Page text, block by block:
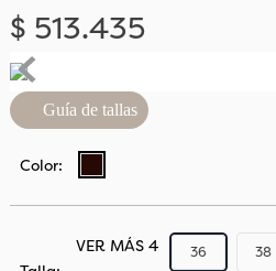
$ 513.435
Guía de tallas
36 38
VER MÁS 4